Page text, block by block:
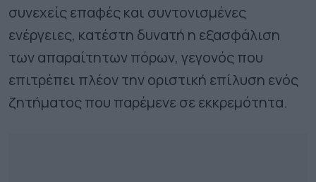
συνεχείς επαφές και συντονισμένες
ενέργειες, κατέστη δυνατή η εξασφάλιση
των απαραίτητων πόρων, γεγονός που
επιτρέπει πλέον την οριστική επίλυση ενός
ζητήματος που παρέμενε σε εκκρεμότητα.